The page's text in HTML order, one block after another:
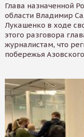
Глава назначенной
области Владимир
Лукашенко в ходе
этого разговора
журналистам, что
побережья